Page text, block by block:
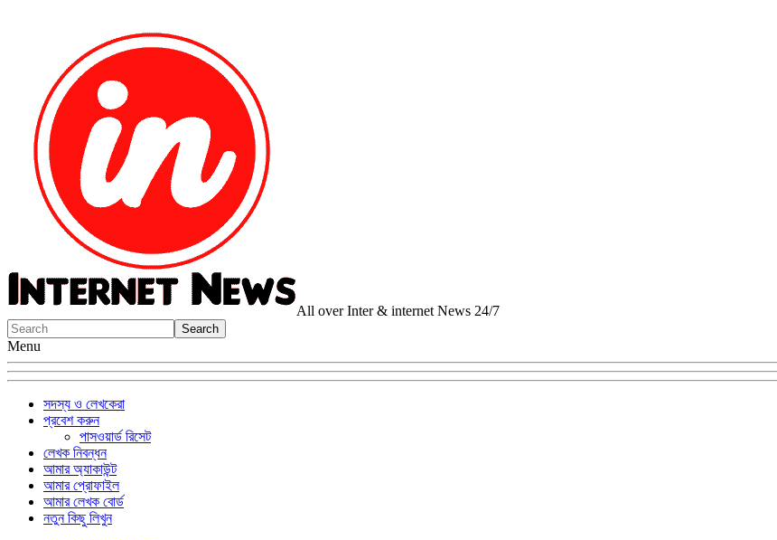
All over Inter & internet News 24/7
Menu
সদস্য ও লেখকেরা
প্রবেশ করুন
পাসওয়ার্ড রিসেট
লেখক নিবন্ধন
আমার অ্যাকাউন্ট
আমার প্রোফাইল
আমার লেখক বোর্ড
নতুন কিছু লিখুন